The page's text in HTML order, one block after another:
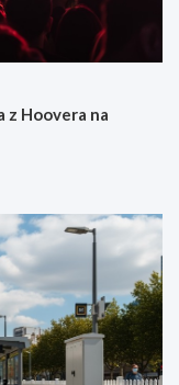
z Hoovera na